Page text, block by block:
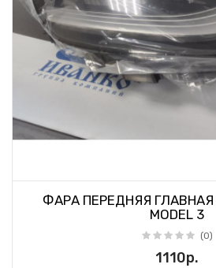
ФАРА ПЕРЕДНЯЯ ГЛАВНАЯ
MODEL 3
(0)
1110р.